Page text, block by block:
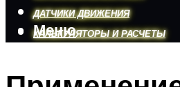
ДАТЧИКИ ДВИЖЕНИЯ
КАЛЬКУЛЯТОРЫ И РАСЧЕТЫ
Меню
Меню